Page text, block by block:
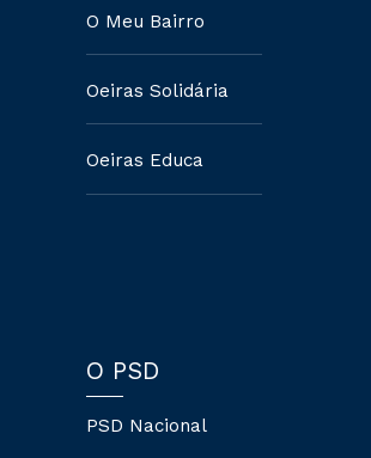
O Meu Bairro
Oeiras Solidária
Oeiras Educa
O PSD
PSD Nacional